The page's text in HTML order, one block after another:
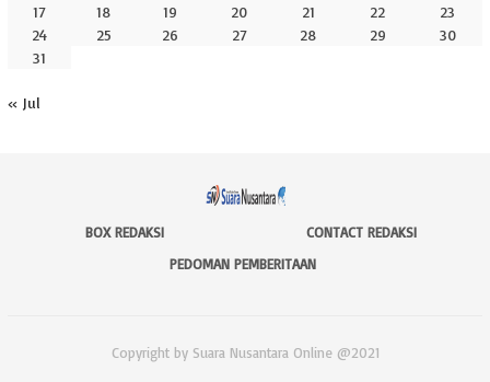
17
18 19 20 21 22
23
24
25 26 27 28 29
30
31
« Jul
BOX REDAKSI
CONTACT REDAKSI
PEDOMAN PEMBERITAAN
Copyright by Suara Nusantara Online @2021